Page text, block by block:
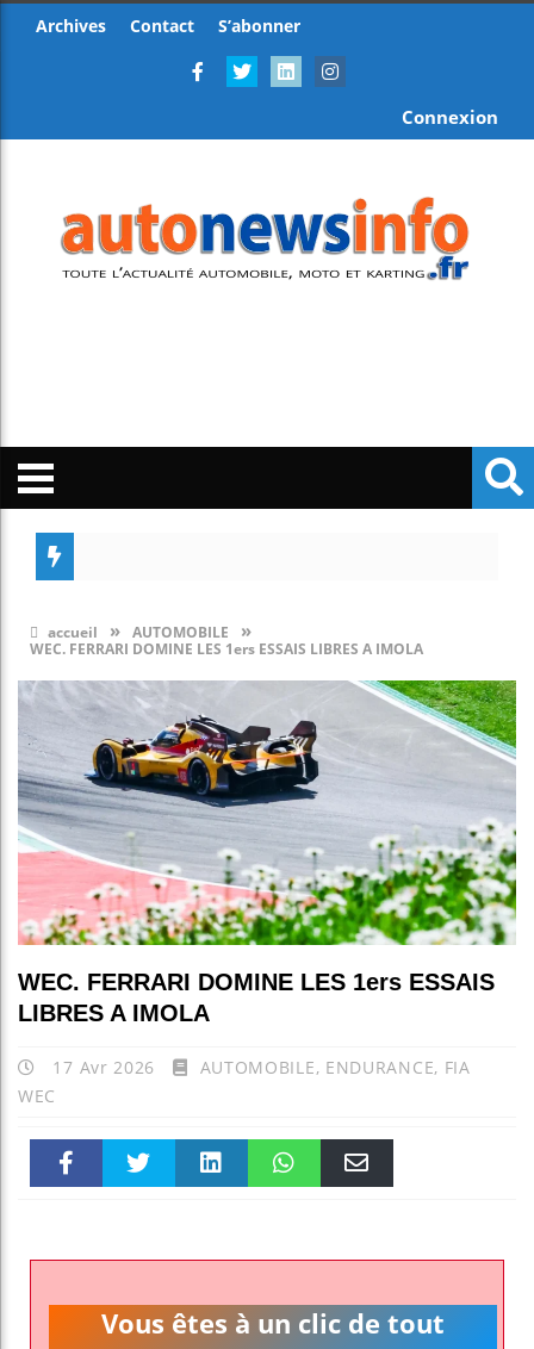
Archives Contact S’abonner
Connexion
accueil » AUTOMOBILE »
WEC. FERRARI DOMINE LES 1ers ESSAIS LIBRES A IMOLA
WEC. FERRARI DOMINE LES 1ers ESSAIS
LIBRES A IMOLA
17 Avr 2026 AUTOMOBILE, ENDURANCE, FIA
WEC
k pt
Vous êtes à un clic de tout